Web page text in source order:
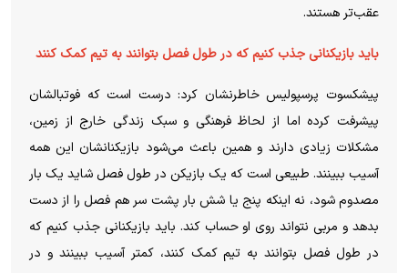
عقب‌تر هستند.
باید بازیکنانی جذب کنیم که در طول فصل بتوانند به تیم کمک کنند
پیشکسوت پرسپولیس خاطرنشان کرد: درست است که فوتبالشان
پیشرفت کرده اما از لحاظ فرهنگی و سبک زندگی خارج از زمین،
مشکلات زیادی دارند و همین باعث می‌شود بازیکنانشان این همه
آسیب ببینند. طبیعی است که یک بازیکن در طول فصل شاید یک بار
مصدوم شود، نه اینکه پنج یا شش بار پشت سر هم فصل را از دست
بدهد و مربی نتواند روی او حساب کند. باید بازیکنانی جذب کنیم که
در طول فصل بتوانند به تیم کمک کنند، کمتر آسیب ببینند و در